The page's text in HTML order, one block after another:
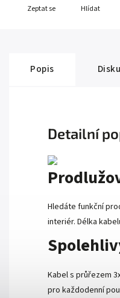
Zeptat se Hlídat
Popis
Detailní
Hledáte funkční
interiér. Délka
Kabel s průřezem
pro každodenní